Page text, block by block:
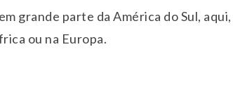
grande parte da América do Sul,
ou na Europa.